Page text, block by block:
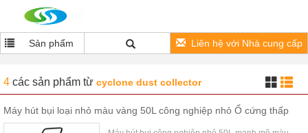
Sản phẩm Liên hệ với Nhà cung cấp
4 các sản phẩm từ cyclone dust collector
Máy hút bụi loại nhỏ màu vàng 50L công nghiệp nhỏ Ổ cứng thấp